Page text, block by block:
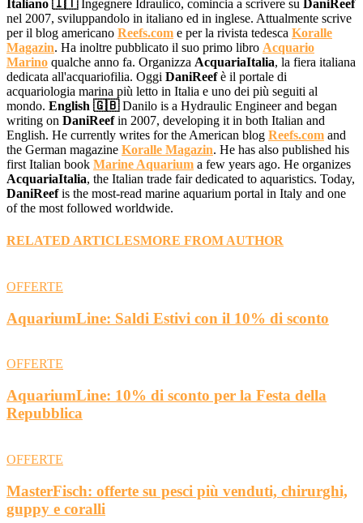
Italiano 🇮🇹Ingegnere Idraulico, comincia a scrivere su DaniReef
nel 2007, sviluppandolo in italiano ed in inglese. Attualmente scrive
per il blog americano Reefs.com e per la rivista tedesca Koralle
Magazin. Ha inoltre pubblicato il suo primo libro Acquario
Marino qualche anno fa. Organizza AcquariaItalia, la fiera italiana
dedicata all'acquariofilia. Oggi DaniReefè il portale di
acquariologia marina più letto in Italia e uno dei più seguiti al
mondo. English 🇬🇧Danilo is a Hydraulic Engineer and began
writing on DaniReefin 2007, developing it in both Italian and
English. He currently writes for the American blog Reefs.com and
the German magazine Koralle Magazin. He has also published his
first Italian book Marine Aquarium a few years ago. He organizes
AcquariaItalia, the Italian trade fair dedicated to aquaristics. Today,
DaniReefis the most-read marine aquarium portal in Italy and one
of the most followed worldwide.
RELATED ARTICLESMORE FROM AUTHOR
OFFERTE
AquariumLine: Saldi Estivi con il 10% di sconto
OFFERTE
AquariumLine: 10% di sconto per la Festa della
Repubblica
OFFERTE
MasterFisch: offerte su pesci più venduti, chirurghi,
guppy e coralli